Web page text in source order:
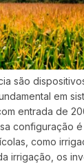
são
em
entrada de
configuração
como
irrigação, os